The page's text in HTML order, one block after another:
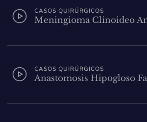
CASOS QUIRÚRGICOS
Meningioma Clinoideo
CASOS QUIRÚRGICOS
Anastomosis Hipogloso